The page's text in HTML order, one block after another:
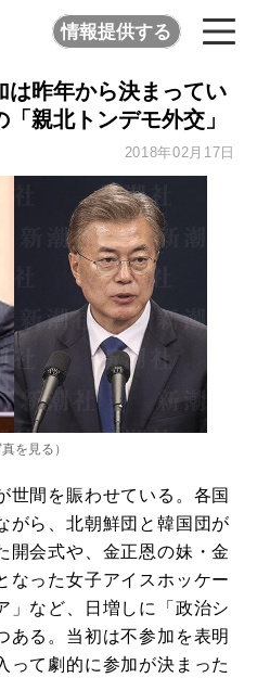
情報提供する
は昨年から決まってい
親北トンデモ外交」
2018年02月17日
を見る ）
間を賑わせている。各国
がら、北朝鮮団と韓国団が
開会式や、金正恩の妹・金
なった女子アイスホッケー
」など、日増しに「政治シ
ある。当初は不参加を表明
って劇的に参加が決まった